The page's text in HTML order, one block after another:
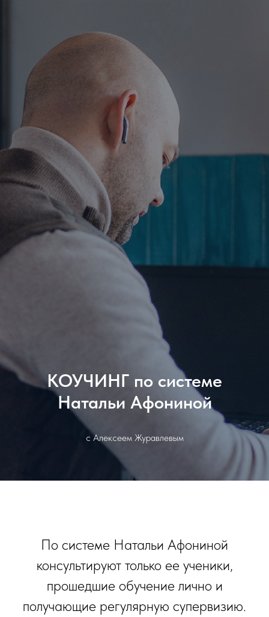
КОУЧИНГ по системе
Натальи Афониной
с Алексеем Журавлевым
По системе Натальи Афониной
консультируют только ее ученики,
прошедшие обучение лично и
получающие регулярную супервизию.